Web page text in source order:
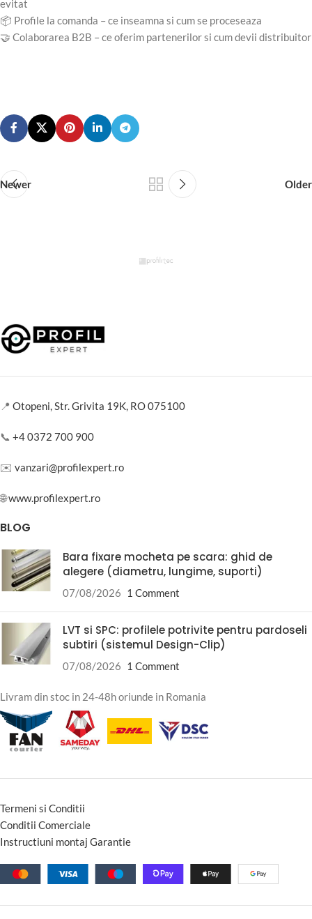
evitat
📦 Profile la comanda – ce inseamna si cum se proceseaza
🤝 Colaborarea B2B – ce oferim partenerilor si cum devii distribuitor
Newer Older
📍 Otopeni, Str. Grivita 19K, RO 075100
📞 +4 0372 700 900
✉️ vanzari@profilexpert.ro
🌐www.profilexpert.ro
BLOG
Bara fixare mocheta pe scara: ghid de
alegere (diametru, lungime, suporti)
07/08/2026 1 Comment
LVT si SPC: profilele potrivite pentru pardoseli
subtiri (sistemul Design-Clip)
07/08/2026 1 Comment
Livram din stoc in 24-48h oriunde in Romania
Termeni si Conditii
Conditii Comerciale
Instructiuni montaj Garantie